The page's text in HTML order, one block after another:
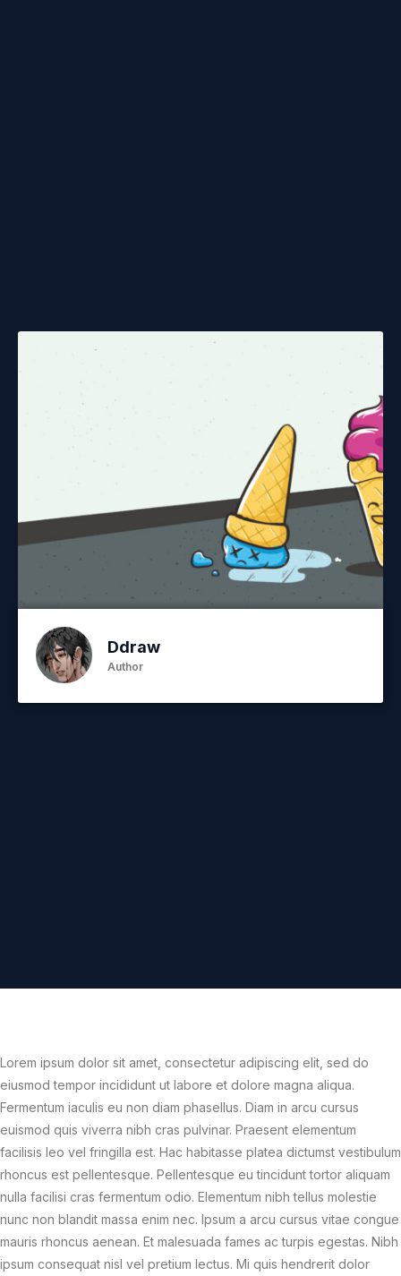
Ddraw
Author
Lorem ipsum dolor sit amet, consectetur adipiscing elit, sed do
eiusmod tempor incididunt ut labore et dolore magna aliqua.
Fermentum iaculis eu non diam phasellus. Diam in arcu cursus
euismod quis viverra nibh cras pulvinar. Praesent elementum
facilisis leo vel fringilla est. Hac habitasse platea dictumst vestibulum
rhoncus est pellentesque. Pellentesque eu tincidunt tortor aliquam
nulla facilisi cras fermentum odio. Elementum nibh tellus molestie
nunc non blandit massa enim nec. Ipsum a arcu cursus vitae congue
mauris rhoncus aenean. Et malesuada fames ac turpis egestas. Nibh
ipsum consequat nisl vel pretium lectus. Mi quis hendrerit dolor